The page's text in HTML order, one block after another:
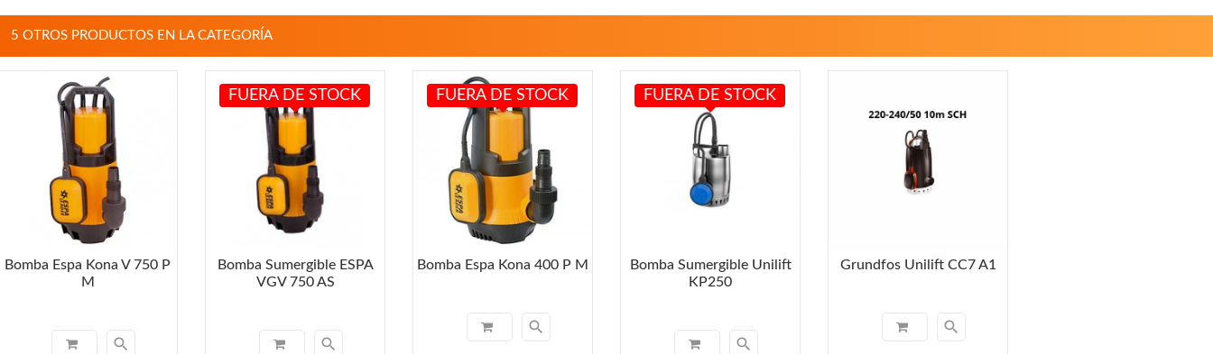
5 OTROS PRODUCTOS EN LA CATEGORÍA
Bomba Espa Kona V 750 P
M
search
Bomba Sumergible ESPA
VGV 750 AS
search
FUERA DE STOCK
Bomba Espa Kona 400 P M
search
FUERA DE STOCK
Bomba Sumergible Unilift
KP250
search
FUERA DE STOCK
Grundfos Unilift CC7 A1
search